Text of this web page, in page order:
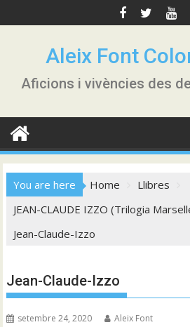
to
Aleix Font
Aficions i vivències des
You are here Home
Llibres
JEAN-CLAUDE IZZO (Trilogia
Jean-Claude-Izzo
Jean-Claude-Izzo
setembre 24, 2020 Aleix Font